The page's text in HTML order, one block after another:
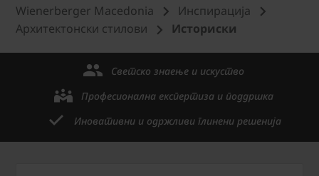
Wienerberger Macedonia
Инспирација
Архитектонски стилови
Историски
Светско знаење и искуство
Професионална експертиза и поддршка
Иновативни и одржливи глинени решенија